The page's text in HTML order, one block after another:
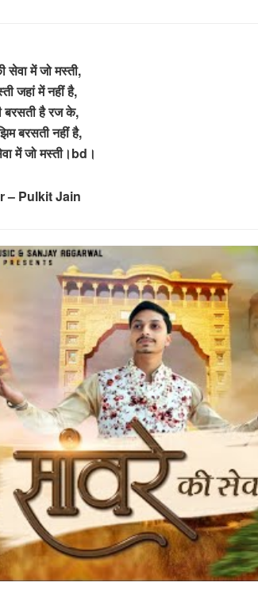
सेवा में जो मस्ती,
जहां में नहीं है,
बरसती है रज के,
बरसती नहीं है,
में जो मस्ती।bd।
– Pulkit Jain